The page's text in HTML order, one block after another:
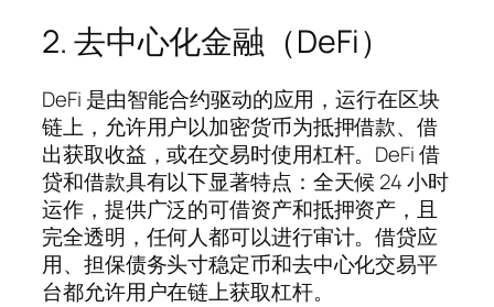
2. 去中心化金融（DeFi）
DeFi 是由智能合约驱动的应用，运行在区块
链上，允许用户以加密货币为抵押借款、借
出获取收益，或在交易时使用杠杆。DeFi 借
贷和借款具有以下显著特点：全天候 24 小时
运作，提供广泛的可借资产和抵押资产，且
完全透明，任何人都可以进行审计。借贷应
用、担保债务头寸稳定币和去中心化交易平
台都允许用户在链上获取杠杆。